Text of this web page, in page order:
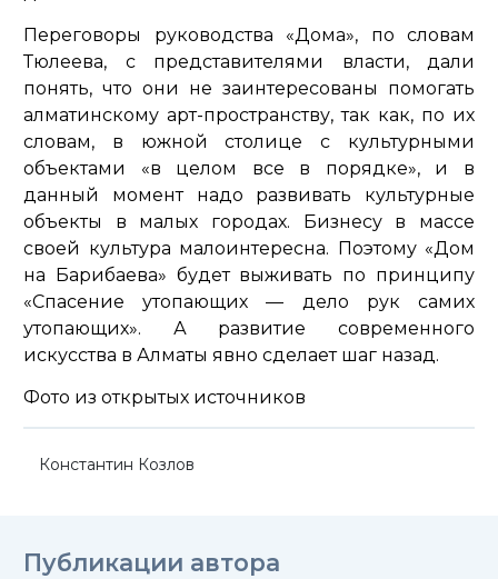
Переговоры руководства «Дома», по словам
Тюлеева, с представителями власти, дали
понять, что они не заинтересованы помогать
алматинскому арт-пространству, так как, по их
словам, в южной столице с культурными
объектами «в целом все в порядке», и в
данный момент надо развивать культурные
объекты в малых городах. Бизнесу в массе
своей культура малоинтересна. Поэтому «Дом
на Барибаева» будет выживать по принципу
«Спасение утопающих — дело рук самих
утопающих». А развитие современного
искусства в Алматы явно сделает шаг назад.
Фото из открытых источников
Константин Козлов
Публикации автора